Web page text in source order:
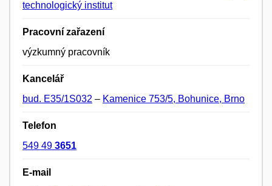
technologický institut
Pracovní zařazení
výzkumný pracovník
Kancelář
bud. E35/1S032 – Kamenice 753/5, Bohunice, Brno
Telefon
549 49 3651
E-mail